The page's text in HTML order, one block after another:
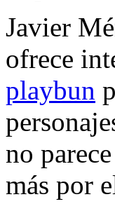
Javier
ofrece
playbun
no
más por